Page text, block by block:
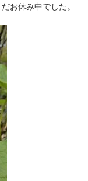
お休み中でした。